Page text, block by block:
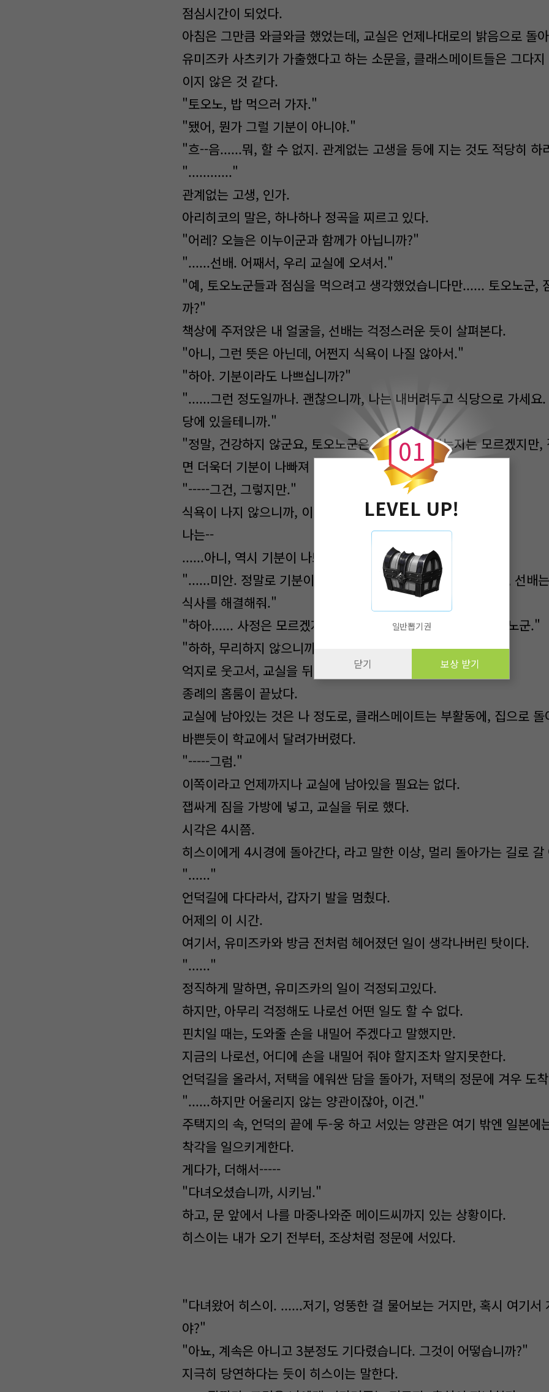
점심시간이 되었다.
아침은 그만큼 와글와글 했었는데, 교실은 언제나대로의 밝음으로 돌
유미즈카 사츠키가 가출했다고 하는 소문을, 클래스메이트들은 그다
이지 않은 것 같다.
"토오노, 밥 먹으러 가자."
"됐어, 뭔가 그럴 기분이 아니야."
"흐--음......뭐, 할 수 없지. 관계없는 고생을 등에 지는 것도 적당히
"............"
관계없는 고생, 인가.
아리히코의 말은, 하나하나 정곡을 찌르고 있다.
"어레? 오늘은 이누이군과 함께가 아닙니까?"
"......선배. 어째서, 우리 교실에 오셔서."
"예, 토오노군들과 점심을 먹으려고 생각했었습니다만...... 토오노군,
까?"
책상에 주저앉은 내 얼굴을, 선배는 걱정스러운 듯이 살펴본다.
"아니, 그런 뜻은 아닌데, 어쩐지 식욕이 나질 않아서."
"하아. 기분이라도 나쁘십니까?"
"......그런 정도일까나. 괜찮으니까, 나는 내버려두고 식당으로 가세요
당에 있을테니까."
"정말, 건강하지 않군요, 토오노군은. 무슨 일이 있는지는 모르겠지만,
면 더욱더 기분이 나빠져 버려요."
"-----그건, 그렇지만."
식욕이 나지 않으니까, 이것만은 어떻게 할 수도 없다.
나는--
......아니, 역시 기분이 나쁘다.
"......미안. 정말로 기분이 좋지않아. 잠깐 양호실에 가볼테니까, 선배
식사를 해결해줘."
"하아...... 사정은 모르겠지만, 너무 무리하지 말아주세요, 토오노군."
"하하, 무리하지 않으니까 양호실에 가요."
억지로 웃고서, 교실을 뒤로 했다.
종례의 홈룸이 끝났다.
교실에 남아있는 것은 나 정도로, 클래스메이트는 부활동에, 집으로
바쁜듯이 학교에서 달려가버렸다.
"-----그럼."
이쪽이라고 언제까지나 교실에 남아있을 필요는 없다.
잽싸게 짐을 가방에 넣고, 교실을 뒤로 했다.
시각은 4시쯤.
히스이에게 4시경에 돌아간다, 라고 말한 이상, 멀리 돌아가는 길로
"......"
언덕길에 다다라서, 갑자기 발을 멈췄다.
어제의 이 시간.
여기서, 유미즈카와 방금 전처럼 헤어졌던 일이 생각나버린 탓이다.
"......"
정직하게 말하면, 유미즈카의 일이 걱정되고있다.
하지만, 아무리 걱정해도 나로선 어떤 일도 할 수 없다.
핀치일 때는, 도와줄 손을 내밀어 주겠다고 말했지만.
지금의 나로선, 어디에 손을 내밀어 줘야 할지조차 알지못한다.
언덕길을 올라서, 저택을 에워싼 담을 돌아가, 저택의 정문에 겨우 도
"......하지만 어울리지 않는 양관이잖아, 이건."
주택지의 속, 언덕의 끝에 두-웅 하고 서있는 양관은 여기 밖엔 일본에
착각을 일으키게한다.
게다가, 더해서-----
"다녀오셨습니까, 시키님."
하고, 문 앞에서 나를 마중나와준 메이드씨까지 있는 상황이다.
히스이는 내가 오기 전부터, 조상처럼 정문에 서있다.
"다녀왔어 히스이. ......저기, 엉뚱한 걸 물어보는 거지만, 혹시 여기서
야?"
"아뇨, 계속은 아니고 3분정도 기다렸습니다. 그것이 어떻습니까?"
지극히 당연하다는 듯이 히스이는 말한다.
0
0
1
LEVEL UP!
일반뽑기권
닫기 보상 받기